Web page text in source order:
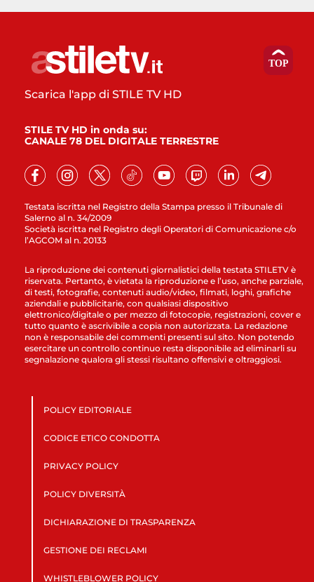
Testata iscritta nel Registro della Stampa presso il Tribunale di
Salerno al n. 34/2009
Società iscritta nel Registro degli Operatori di Comunicazione c/o
l’AGCOM al n. 20133
Scarica l'app di STILE TV HD
STILE TV HD in onda su:
CANALE 78 DEL DIGITALE TERRESTRE
La riproduzione dei contenuti giornalistici della testata STILETV è
riservata. Pertanto, è vietata la riproduzione e l’uso, anche parziale,
di testi, fotografie, contenuti audio/video, filmati, loghi, grafiche
aziendali e pubblicitarie, con qualsiasi dispositivo
elettronico/digitale o per mezzo di fotocopie, registrazioni, cover e
tutto quanto è ascrivibile a copia non autorizzata. La redazione
non è responsabile dei commenti presenti sul sito. Non potendo
esercitare un controllo continuo resta disponibile ad eliminarli su
segnalazione qualora gli stessi risultano offensivi e oltraggiosi.
POLICY EDITORIALE
CODICE ETICO CONDOTTA
PRIVACY POLICY
POLICY DIVERSITÀ
DICHIARAZIONE DI TRASPARENZA
GESTIONE DEI RECLAMI
WHISTLEBLOWER POLICY